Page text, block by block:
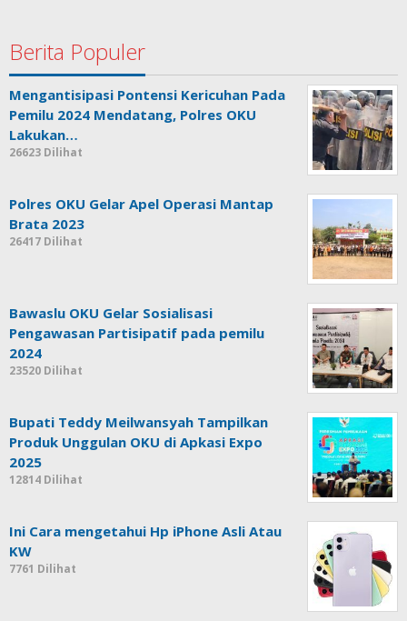
Berita Populer
Mengantisipasi Pontensi Kericuhan Pada
Pemilu 2024 Mendatang, Polres OKU
Lakukan…
26623 Dilihat
Polres OKU Gelar Apel Operasi Mantap
Brata 2023
26417 Dilihat
Bawaslu OKU Gelar Sosialisasi
Pengawasan Partisipatif pada pemilu
2024
23520 Dilihat
Bupati Teddy Meilwansyah Tampilkan
Produk Unggulan OKU di Apkasi Expo
2025
12814 Dilihat
Ini Cara mengetahui Hp iPhone Asli Atau
KW
7761 Dilihat